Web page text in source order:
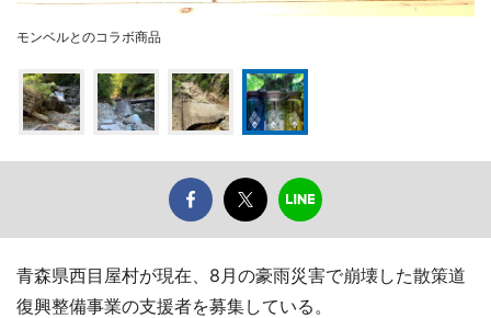
モンベルとのコラボ商品
青森県西目屋村が現在、8月の豪雨災害で崩壊した散策道
復興整備事業の支援者を募集している。